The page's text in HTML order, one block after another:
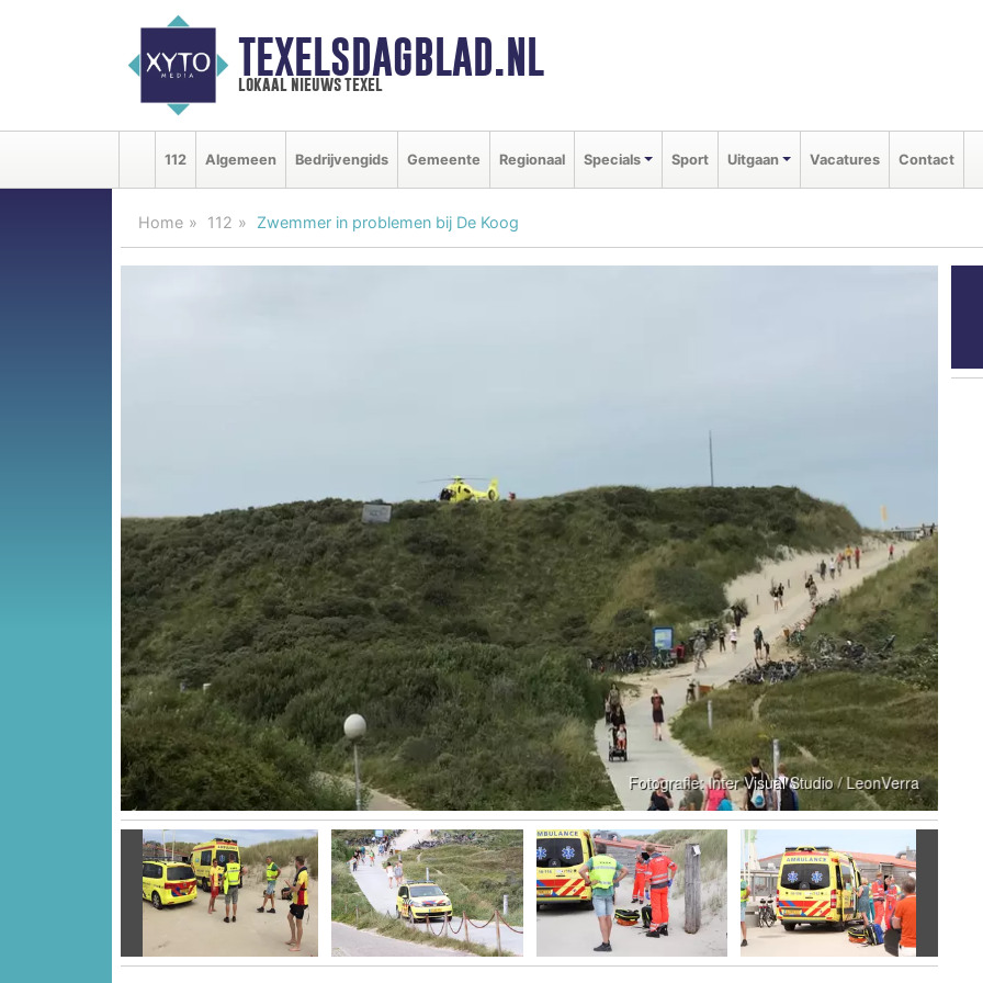
TEXELSDAGBLAD.NL
lokaal nieuws texel
112 Algemeen Bedrijvengids Gemeente Regionaal Specials Sport Uitgaan Vacatures Contact
Home 112 Zwemmer in problemen bij De Koog
Vorige